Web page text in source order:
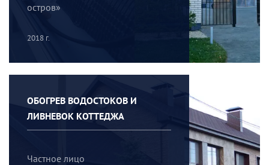
остров»
2018 г.
ОБОГРЕВ ВОДОСТОКОВ И
ЛИВНЕВОК КОТТЕДЖА
Частное лицо